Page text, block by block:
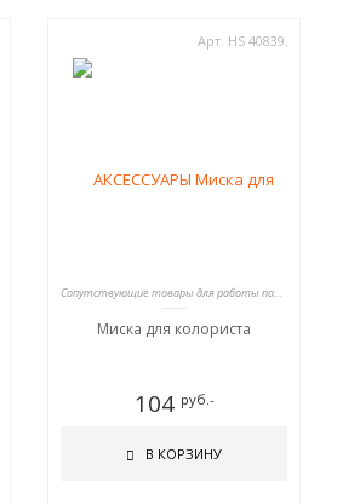
Арт. HS 40839.
Сопутствующие товары для работы парикмахеров
Миска для колориста
104 руб.-
В КОРЗИНУ